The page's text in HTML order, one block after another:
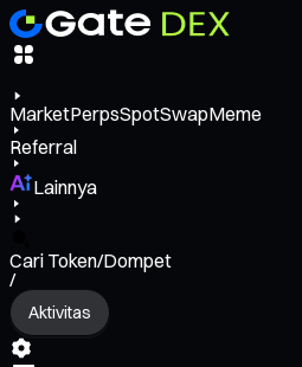
MarketPerpsSpotSwapMeme
Referral
Lainnya
Cari Token/Dompet
/
Aktivitas